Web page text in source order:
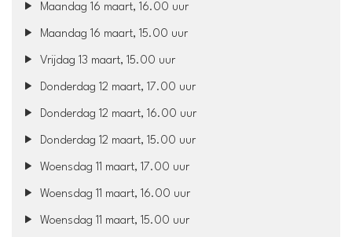
Maandag 16 maart, 16.00 uur
Maandag 16 maart, 15.00 uur
Vrijdag 13 maart, 15.00 uur
Donderdag 12 maart, 17.00 uur
Donderdag 12 maart, 16.00 uur
Donderdag 12 maart, 15.00 uur
Woensdag 11 maart, 17.00 uur
Woensdag 11 maart, 16.00 uur
Woensdag 11 maart, 15.00 uur